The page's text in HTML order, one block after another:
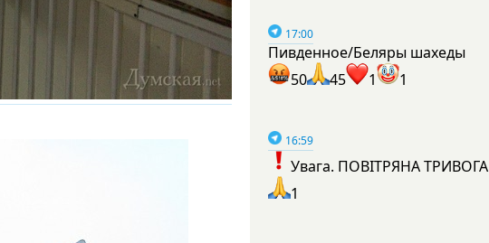
17:00
Пивденное/Беляры шахеды
50
45 1 1
16:59
Увага. ПОВІТРЯНА ТРИВОГА
1